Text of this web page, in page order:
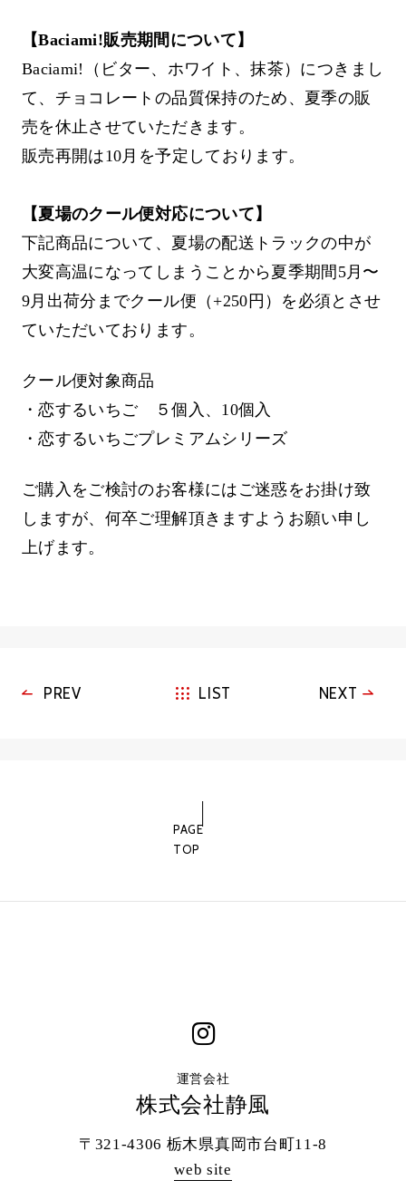
【Baciami!販売期間について】
Baciami!（ビター、ホワイト、抹茶）につきまし
て、チョコレートの品質保持のため、夏季の販
売を休止させていただきます。
販売再開は10月を予定しております。
【夏場のクール便対応について】
下記商品について、夏場の配送トラックの中が
大変高温になってしまうことから夏季期間5月〜
9月出荷分までクール便（+250円）を必須とさせ
ていただいております。
クール便対象商品
・恋するいちご ５個入、10個入
・恋するいちごプレミアムシリーズ
ご購入をご検討のお客様にはご迷惑をお掛け致
しますが、何卒ご理解頂きますようお願い申し
上げます。
PREV LIST NEXT
PAGE
TOP
運営会社
株式会社静風
〒321-4306 栃木県真岡市台町11-8
web site